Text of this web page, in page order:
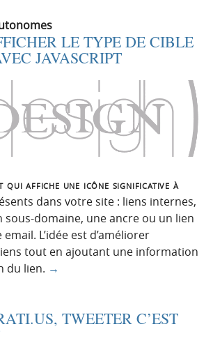
LE TYPE DE CIBLE
JAVASCRIPT
qui affiche une icône significative à
dans votre site : liens internes,
sous-domaine, une ancre ou un lien
L’idée est d’améliorer
tout en ajoutant une information
du lien. →
TWEETER C’EST